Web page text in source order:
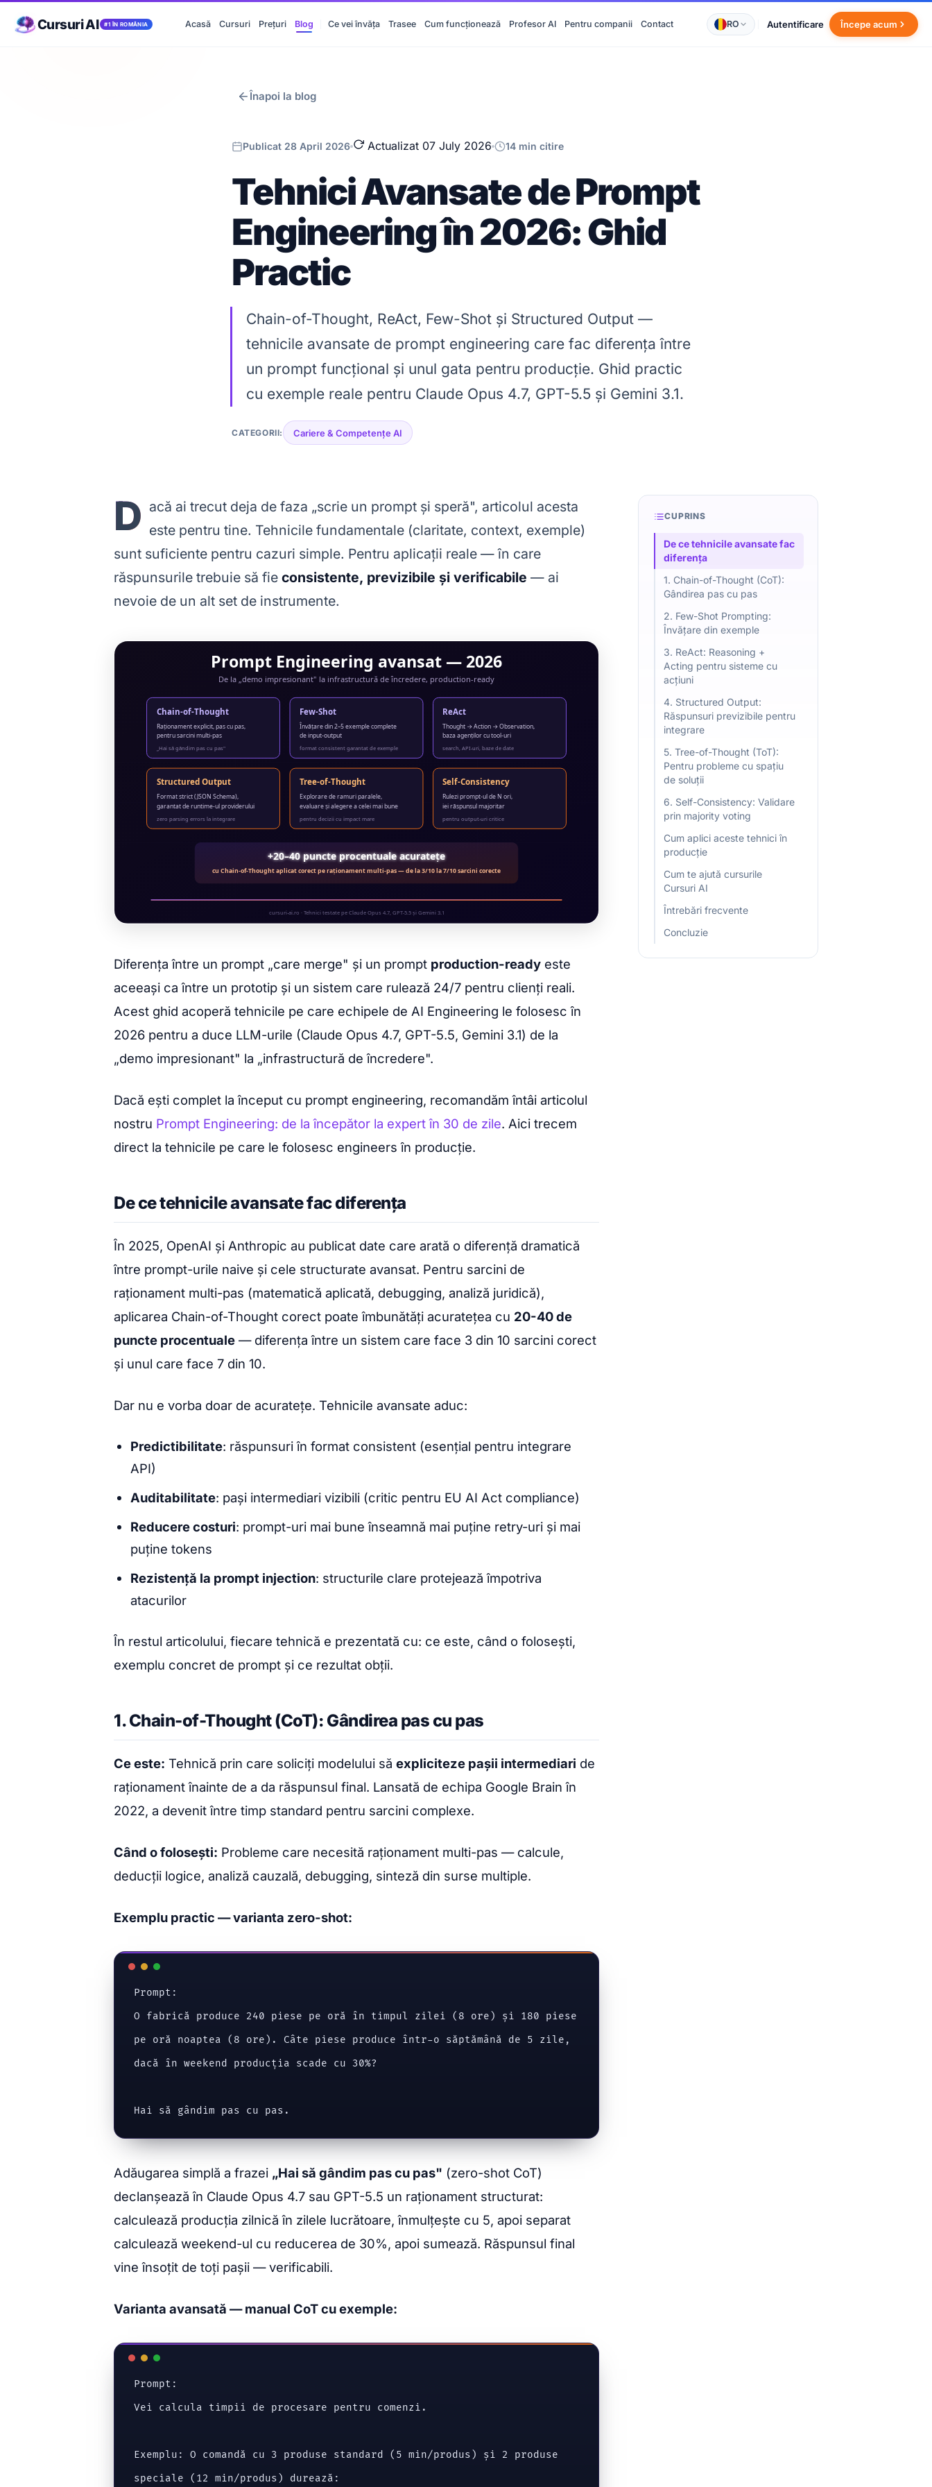
Cursuri AI #1 ÎN ROMÂNIA Acasă Cursuri Prețuri Blog Ce vei învăța Trasee Cum funcționează Profesor AI Pentru companii Contact RO Autentificare Începe acum
Înapoi la blog
Publicat 28 April 2026 Actualizat 07 July 2026 14 min citire
Tehnici Avansate de Prompt
Engineering în 2026: Ghid
Practic
Chain-of-Thought, ReAct, Few-Shot și Structured Output —
tehnicile avansate de prompt engineering care fac diferența între
un prompt funcțional și unul gata pentru producție. Ghid practic
cu exemple reale pentru Claude Opus 4.7, GPT-5.5 și Gemini 3.1.
CATEGORII: Cariere & Competențe AI
D acă ai trecut deja de faza „scrie un prompt și speră", articolul acesta
este pentru tine. Tehnicile fundamentale (claritate, context, exemple)
sunt suficiente pentru cazuri simple. Pentru aplicații reale — în care
răspunsurile trebuie să fie consistente, previzibile și verificabile — ai
nevoie de un alt set de instrumente.
Diferența între un prompt „care merge" și un prompt production-ready este
aceeași ca între un prototip și un sistem care rulează 24/7 pentru clienți reali.
Acest ghid acoperă tehnicile pe care echipele de AI Engineering le folosesc în
2026 pentru a duce LLM-urile (Claude Opus 4.7, GPT-5.5, Gemini 3.1) de la
„demo impresionant" la „infrastructură de încredere".
Dacă ești complet la început cu prompt engineering, recomandăm întâi articolul
nostru Prompt Engineering: de la începător la expert în 30 de zile. Aici trecem
direct la tehnicile pe care le folosesc engineers în producție.
De ce tehnicile avansate fac diferența
În 2025, OpenAI și Anthropic au publicat date care arată o diferență dramatică
între prompt-urile naive și cele structurate avansat. Pentru sarcini de
raționament multi-pas (matematică aplicată, debugging, analiză juridică),
aplicarea Chain-of-Thought corect poate îmbunătăți acuratețea cu 20-40 de
puncte procentuale — diferența între un sistem care face 3 din 10 sarcini corect
și unul care face 7 din 10.
Dar nu e vorba doar de acuratețe. Tehnicile avansate aduc:
Predictibilitate: răspunsuri în format consistent (esențial pentru integrare
API)
Auditabilitate: pași intermediari vizibili (critic pentru EU AI Act compliance)
Reducere costuri: prompt-uri mai bune înseamnă mai puține retry-uri și mai
puține tokens
Rezistență la prompt injection: structurile clare protejează împotriva
atacurilor
În restul articolului, fiecare tehnică e prezentată cu: ce este, când o folosești,
exemplu concret de prompt și ce rezultat obții.
1. Chain-of-Thought (CoT): Gândirea pas cu pas
Ce este: Tehnică prin care soliciți modelului să expliciteze pașii intermediari de
raționament înainte de a da răspunsul final. Lansată de echipa Google Brain în
2022, a devenit între timp standard pentru sarcini complexe.
Când o folosești: Probleme care necesită raționament multi-pas — calcule,
deducții logice, analiză cauzală, debugging, sinteză din surse multiple.
Exemplu practic — varianta zero-shot:
Prompt:
O fabrică produce 240 piese pe oră în timpul zilei (8 ore) și 180 piese
pe oră noaptea (8 ore). Câte piese produce într-o săptămână de 5 zile,
dacă în weekend producția scade cu 30%?
Adăugarea simplă a frazei „Hai să gândim pas cu pas" (zero-shot CoT)
declanșează în Claude Opus 4.7 sau GPT-5.5 un raționament structurat:
calculează producția zilnică în zilele lucrătoare, înmulțește cu 5, apoi separat
calculează weekend-ul cu reducerea de 30%, apoi sumează. Răspunsul final
vine însoțit de toți pașii — verificabili.
Varianta avansată — manual CoT cu exemple:
Prompt:
Vei calcula timpii de procesare pentru comenzi.
Exemplu: O comandă cu 3 produse standard (5 min/produs) și 2 produse
speciale (12 min/produs) durează:
CUPRINS
De ce tehnicile avansate fac
diferența
1. Chain-of-Thought (CoT):
Gândirea pas cu pas
2. Few-Shot Prompting:
Învățare din exemple
3. ReAct: Reasoning +
Acting pentru sisteme cu
acțiuni
4. Structured Output:
Răspunsuri previzibile pentru
integrare
5. Tree-of-Thought (ToT):
Pentru probleme cu spațiu
de soluții
6. Self-Consistency: Validare
prin majority voting
Cum aplici aceste tehnici în
producție
Cum te ajută cursurile
Cursuri AI
Întrebări frecvente
Concluzie